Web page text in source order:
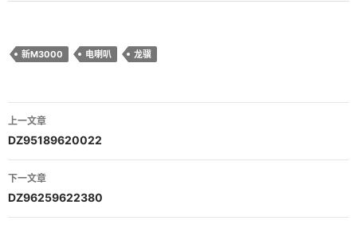
新M3000 电喇叭 龙骥
文
章
导
航
上一文章
DZ95189620022
下一文章
DZ96259622380